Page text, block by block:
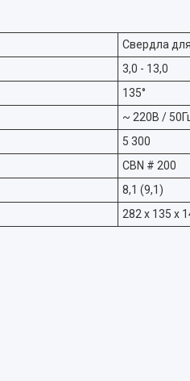
Свердла
3,0 - 13,0
135°
~ 220В /
5 300
CBN # 200
8,1 (9,1)
282 х 135 х